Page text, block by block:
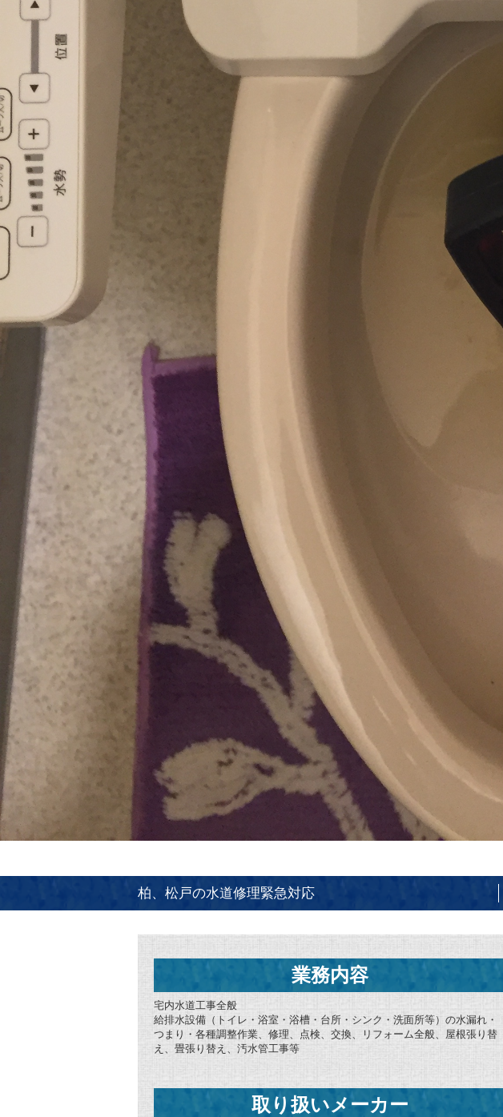
柏、松戸の水道修理緊急対応
業務内容
宅内水道工事全般
給排水設備（トイレ・浴室・浴槽・台所・シンク・洗面所等）の水漏れ・
つまり・各種調整作業、修理、点検、交換、リフォーム全般、屋根張り替
え、畳張り替え、汚水管工事等
取り扱いメーカー